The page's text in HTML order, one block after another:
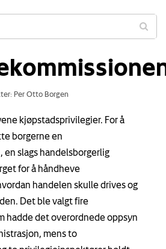
Per Otto Borgen
kjøpstadsprivilegier. For å
borgerne en
slags handelsborgerlig
for å håndheve
handelen skulle drives og
Det ble valgt fire
hadde det overordnede oppsyn
mens to